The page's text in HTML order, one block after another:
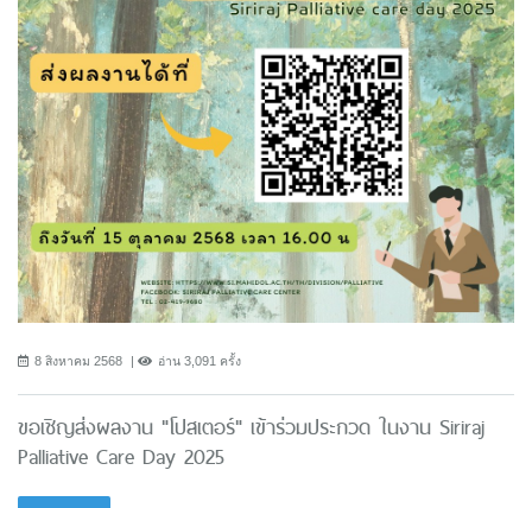
8 สิงหาคม 2568 อ่าน 3,091 ครั้ง
ขอเชิญส่งผลงาน "โปสเตอร์" เข้าร่วมประกวด ในงาน Siriraj
Palliative Care Day 2025